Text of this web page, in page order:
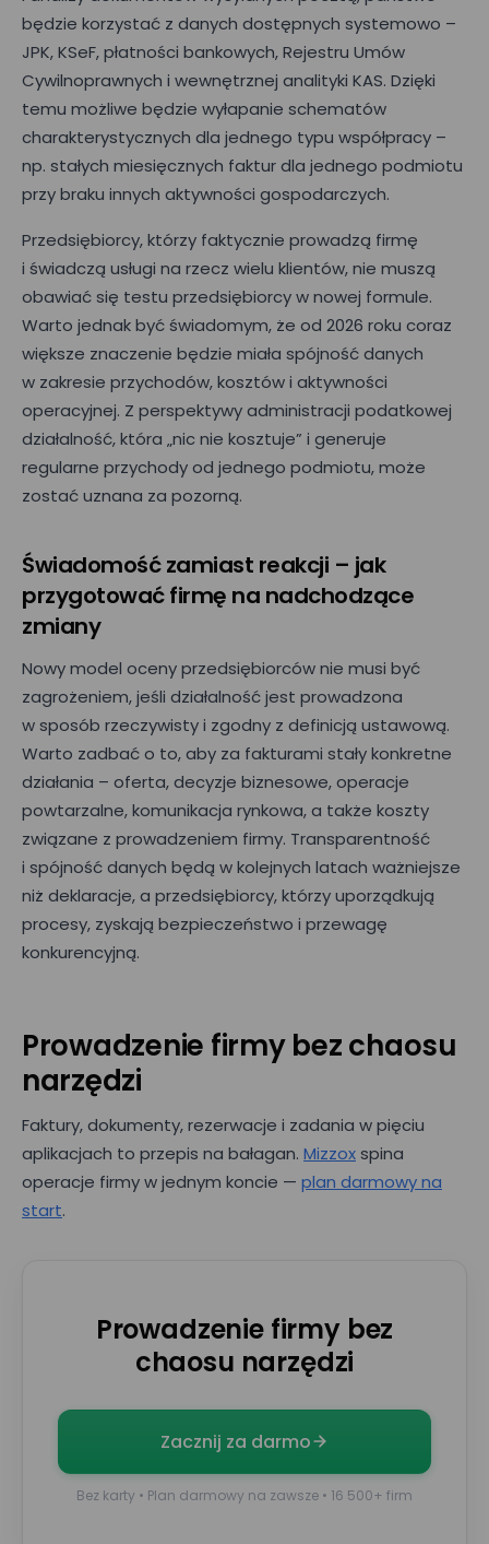
będzie korzystać z danych dostępnych systemowo –
JPK, KSeF, płatności bankowych, Rejestru Umów
Cywilnoprawnych i wewnętrznej analityki KAS. Dzięki
temu możliwe będzie wyłapanie schematów
charakterystycznych dla jednego typu współpracy –
np. stałych miesięcznych faktur dla jednego podmiotu
przy braku innych aktywności gospodarczych.
Przedsiębiorcy, którzy faktycznie prowadzą firmę
i świadczą usługi na rzecz wielu klientów, nie muszą
obawiać się testu przedsiębiorcy w nowej formule.
Warto jednak być świadomym, że od 2026 roku coraz
większe znaczenie będzie miała spójność danych
w zakresie przychodów, kosztów i aktywności
operacyjnej. Z perspektywy administracji podatkowej
działalność, która „nic nie kosztuje” i generuje
regularne przychody od jednego podmiotu, może
zostać uznana za pozorną.
Świadomość zamiast reakcji – jak
przygotować firmę na nadchodzące
zmiany
Nowy model oceny przedsiębiorców nie musi być
zagrożeniem, jeśli działalność jest prowadzona
w sposób rzeczywisty i zgodny z definicją ustawową.
Warto zadbać o to, aby za fakturami stały konkretne
działania – oferta, decyzje biznesowe, operacje
powtarzalne, komunikacja rynkowa, a także koszty
związane z prowadzeniem firmy. Transparentność
i spójność danych będą w kolejnych latach ważniejsze
niż deklaracje, a przedsiębiorcy, którzy uporządkują
procesy, zyskają bezpieczeństwo i przewagę
konkurencyjną.
Prowadzenie firmy bez chaosu
narzędzi
Faktury, dokumenty, rezerwacje i zadania w pięciu
aplikacjach to przepis na bałagan. Mizzoxspina
operacje firmy w jednym koncie — plan darmowy na
start.
Prowadzenie firmy bez
chaosu narzędzi
Zacznij za darmo
Bez karty • Plan darmowy na zawsze • 16 500+ firm
Nazwisko*
Wyrażam zgodę na przetwarzanie moich danych osobowych
podanych w powyższym formularzu przez Mizzox S.A. w celu
kontaktu w sprawie umówienia spotkania lub
przeprowadzenia prezentacji projektu. Zgoda jest dobrowolna
i może być w każdej chwili cofnięta poprzez kontakt z
administratorem danych osobowych.